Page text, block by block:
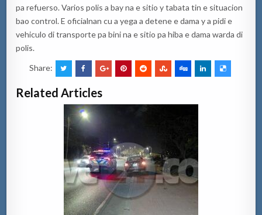
pa refuerso. Varios polis a bay na e sitio y tabata tin e situacion
bao control. E oficialnan cu a yega a detene e dama y a pidi e
vehiculo di transporte pa bini na e sitio pa hiba e dama warda di
polis.
Share:
Related Articles